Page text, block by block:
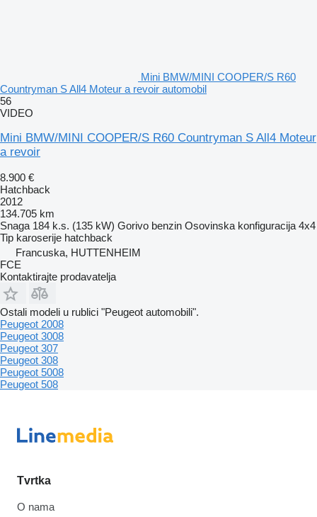
Mini BMW/MINI COOPER/S R60
Countryman S All4 Moteur a revoir automobil
56
VIDEO
Mini BMW/MINI COOPER/S R60 Countryman S All4 Moteur
a revoir
8.900 €
Hatchback
2012
134.705 km
Snaga 184 k.s. (135 kW) Gorivo benzin Osovinska konfiguracija 4x4
Tip karoserije hatchback
Francuska, HUTTENHEIM
FCE
Kontaktirajte prodavatelja
Ostali modeli u rublici "Peugeot automobili".
Peugeot 2008
Peugeot 3008
Peugeot 307
Peugeot 308
Peugeot 5008
Peugeot 508
Tvrtka
O nama